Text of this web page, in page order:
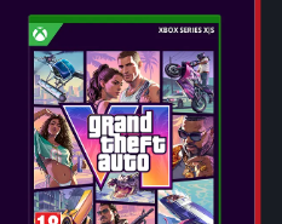
ακουστικά είναι ιδανικά
Η θήκη φόρτισης USB
χρόνο ακρόασης με 3
ανάμεσα σε δύο μεγέθη
(μικρό και μεγάλο) για
μια ακουστική
εμπειρία ακρόασης.